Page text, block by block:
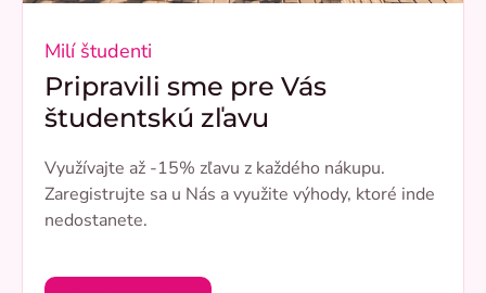
Milí študenti
Pripravili sme pre Vás
študentskú zľavu
Využívajte až -15% zľavu z každého nákupu.
Zaregistrujte sa u Nás a využite výhody, ktoré inde
nedostanete.